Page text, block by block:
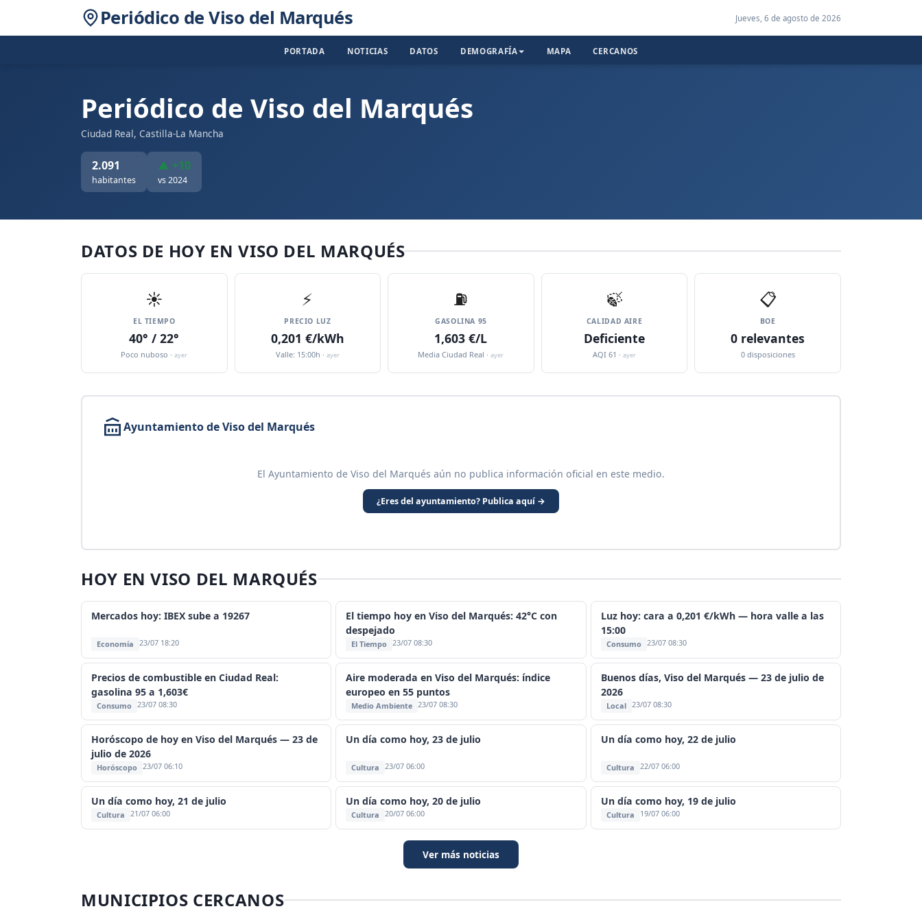
Periódico de Viso del Marqués Jueves, 6 de agosto de 2026
PORTADA NOTICIAS DATOS DEMOGRAFÍA MAPA CERCANOS
Periódico de Viso del Marqués
Ciudad Real, Castilla-La Mancha
2.091
habitantes
▲ +10
vs 2024
DATOS DE HOY EN VISO DEL MARQUÉS
☀️
EL TIEMPO
40° / 22°
Poco nuboso ·ayer
⚡
PRECIO LUZ
0,201 €/kWh
Valle: 15:00h · ayer
⛽️
GASOLINA 95
1,603 €/L
Media Ciudad Real ·ayer
🍃
CALIDAD AIRE
Deficiente
AQI 61 ·ayer
📋
BOE
0 relevantes
0 disposiciones
Ayuntamiento de Viso del Marqués
El Ayuntamiento de Viso del Marqués aún no publica información oficial en este medio.
¿Eres del ayuntamiento? Publica aquí →
HOY EN VISO DEL MARQUÉS
Mercados hoy: IBEX sube a 19267
Economía 23/07 18:20
El tiempo hoy en Viso del Marqués: 42°C con
despejado
El Tiempo 23/07 08:30
Luz hoy: cara a 0,201 €/kWh — hora valle a las
15:00
Consumo 23/07 08:30
Precios de combustible en Ciudad Real:
gasolina 95 a 1,603€
Consumo 23/07 08:30
Aire moderada en Viso del Marqués: índice
europeo en 55 puntos
Medio Ambiente 23/07 08:30
Buenos días, Viso del Marqués — 23 de julio de
2026
Local 23/07 08:30
Horóscopo de hoy en Viso del Marqués — 23 de
julio de 2026
Horóscopo 23/07 06:10
Un día como hoy, 23 de julio
Cultura 23/07 06:00
Un día como hoy, 22 de julio
Cultura 22/07 06:00
Un día como hoy, 21 de julio
Cultura 21/07 06:00
Un día como hoy, 20 de julio
Cultura 20/07 06:00
Un día como hoy, 19 de julio
Cultura 19/07 06:00
Ver más noticias
MUNICIPIOS CERCANOS